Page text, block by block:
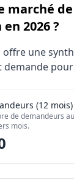
marché
2026 ?
(12 mois)
globale
offre une
pour
(12 mois)
de demandeurs
mois.